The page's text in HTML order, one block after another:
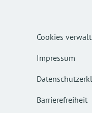
Cookies
Impressum
Barrierefreiheit